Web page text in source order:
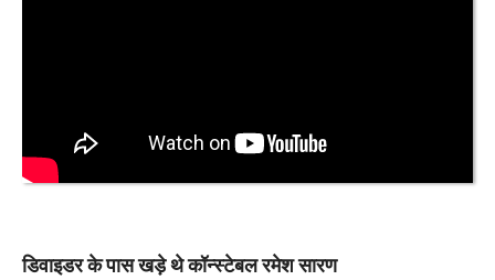
डिवाइडर के पास खड़े थे कॉन्स्टेबल रमेश सारण